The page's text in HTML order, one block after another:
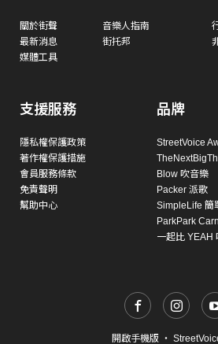
關於街聲
最新消息
媒體工具
音樂人指南
街托邦
支援服務
隱私權保護政策
著作權保護措施
會員服務條款
免責聲明
幫助中心
品牌
StreetVoice
Blow 吹音樂
Packer 派歌
SimpleLife 簡
ParkPark
一起比 YEAH
開啟手機版 ・